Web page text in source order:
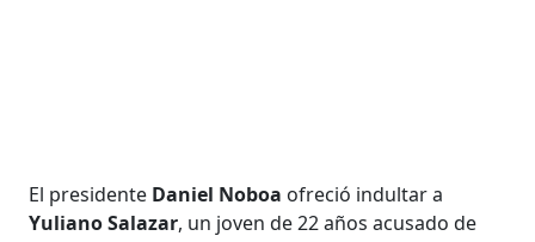
El presidente Daniel Noboa ofreció indultar a
Yuliano Salazar, un joven de 22 años acusado de